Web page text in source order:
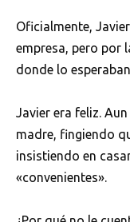
Oficialmente,
empresa, pero por
donde lo
Javier era feliz.
madre, fingiendo
insistiendo en
«convenientes».